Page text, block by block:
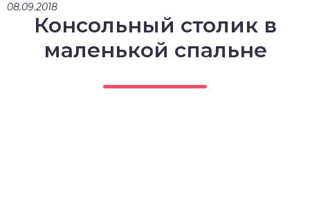
08.09.2018
Консольный столик в
маленькой спальне